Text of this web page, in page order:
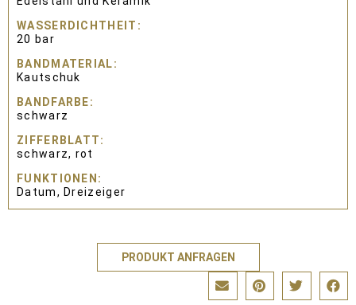
WASSERDICHTHEIT
20 bar
BANDMATERIAL
Kautschuk
BANDFARBE
schwarz
ZIFFERBLATT
schwarz, rot
FUNKTIONEN
Datum, Dreizeiger
PRODUKT ANFRAGEN